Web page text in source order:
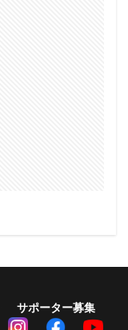
サポーター募集